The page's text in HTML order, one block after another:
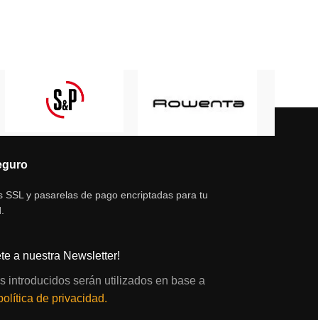
SSL y pasarelas de pago encriptadas para tu
a nuestra Newsletter!
introducidos serán utilizados en base a
de privacidad.